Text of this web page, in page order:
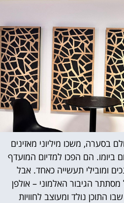
בסערה, משכו מיליוני מאזינים
ביומו. הם הפכו למדיום המועדף
ומובילי תעשייה כאחד. אבל
הגיבור האלמוני – אולפן
התוכן נולד ומעוצב לחוויות